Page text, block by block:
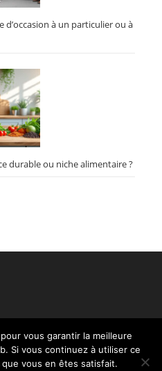
à un particulier ou à
durable ou niche alimentaire ?
vous garantir la meilleure
Si vous continuez à utiliser ce
vous en êtes satisfait.